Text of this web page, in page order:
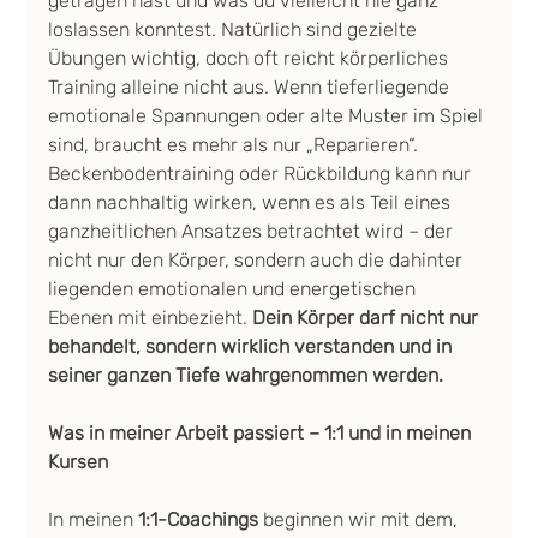
loslassen konntest. Natürlich sind gezielte
Übungen wichtig, doch oft reicht körperliches
Training alleine nicht aus. Wenn tieferliegende
emotionale Spannungen oder alte Muster im Spiel
sind, braucht es mehr als nur „Reparieren“.
Beckenbodentraining oder Rückbildung kann nur
dann nachhaltig wirken, wenn es als Teil eines
ganzheitlichen Ansatzes betrachtet wird – der
nicht nur den Körper, sondern auch die dahinter
liegenden emotionalen und energetischen
Ebenen mit einbezieht. Dein Körper darf nicht nur
behandelt, sondern wirklich verstanden und in
seiner ganzen Tiefe wahrgenommen werden.
Was in meiner Arbeit passiert – 1:1 und in meinen
Kursen
In meinen 1:1-Coachings beginnen wir mit dem,